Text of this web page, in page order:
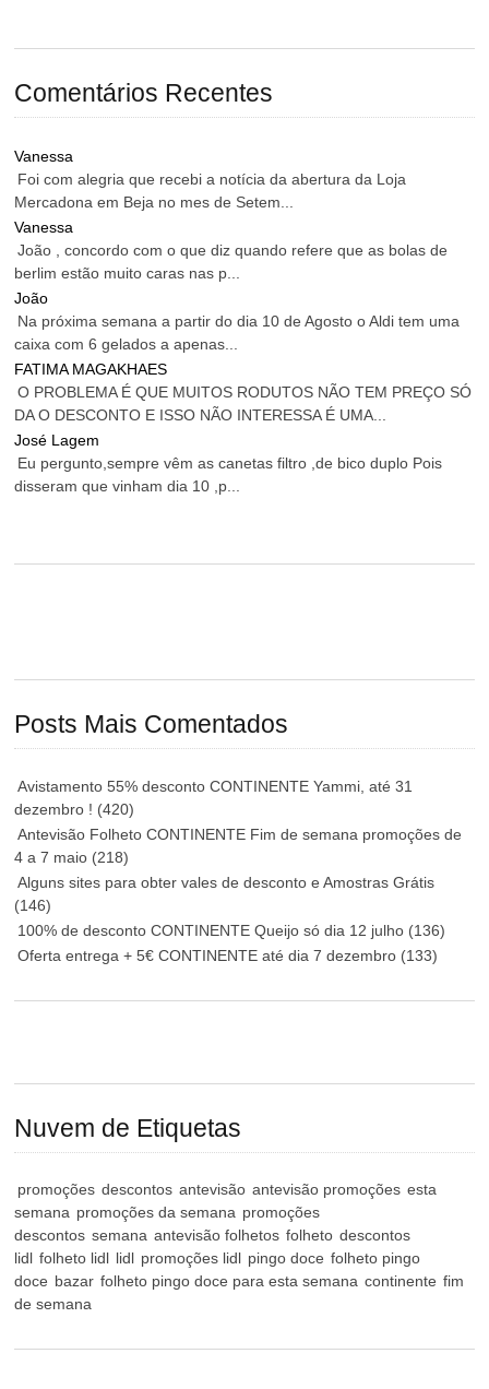
Comentários Recentes
Vanessa
Foi com alegria que recebi a notícia da abertura da Loja
Mercadona em Beja no mes de Setem...
Vanessa
João , concordo com o que diz quando refere que as bolas de
berlim estão muito caras nas p...
João
Na próxima semana a partir do dia 10 de Agosto o Aldi tem uma
caixa com 6 gelados a apenas...
FATIMA MAGAKHAES
O PROBLEMA É QUE MUITOS RODUTOS NÃO TEM PREÇO SÓ
DA O DESCONTO E ISSO NÃO INTERESSA É UMA...
José Lagem
Eu pergunto,sempre vêm as canetas filtro ,de bico duplo Pois
disseram que vinham dia 10 ,p...
Posts Mais Comentados
Avistamento 55% desconto CONTINENTE Yammi, até 31
dezembro ! (420)
Antevisão Folheto CONTINENTE Fim de semana promoções de
4 a 7 maio (218)
Alguns sites para obter vales de desconto e Amostras Grátis
(146)
100% de desconto CONTINENTE Queijo só dia 12 julho (136)
Oferta entrega + 5€ CONTINENTE até dia 7 dezembro (133)
Nuvem de Etiquetas
promoções descontos antevisão antevisão promoções esta
semana promoções da semana promoções
descontos semana antevisão folhetos folheto descontos
lidl folheto lidl lidl promoções lidl pingo doce folheto pingo
doce bazar folheto pingo doce para esta semana continente fim
de semana